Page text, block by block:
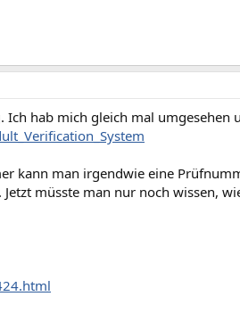
Ich hab mich gleich mal umgesehen
kann man irgendwie eine
müsste man nur noch wissen,